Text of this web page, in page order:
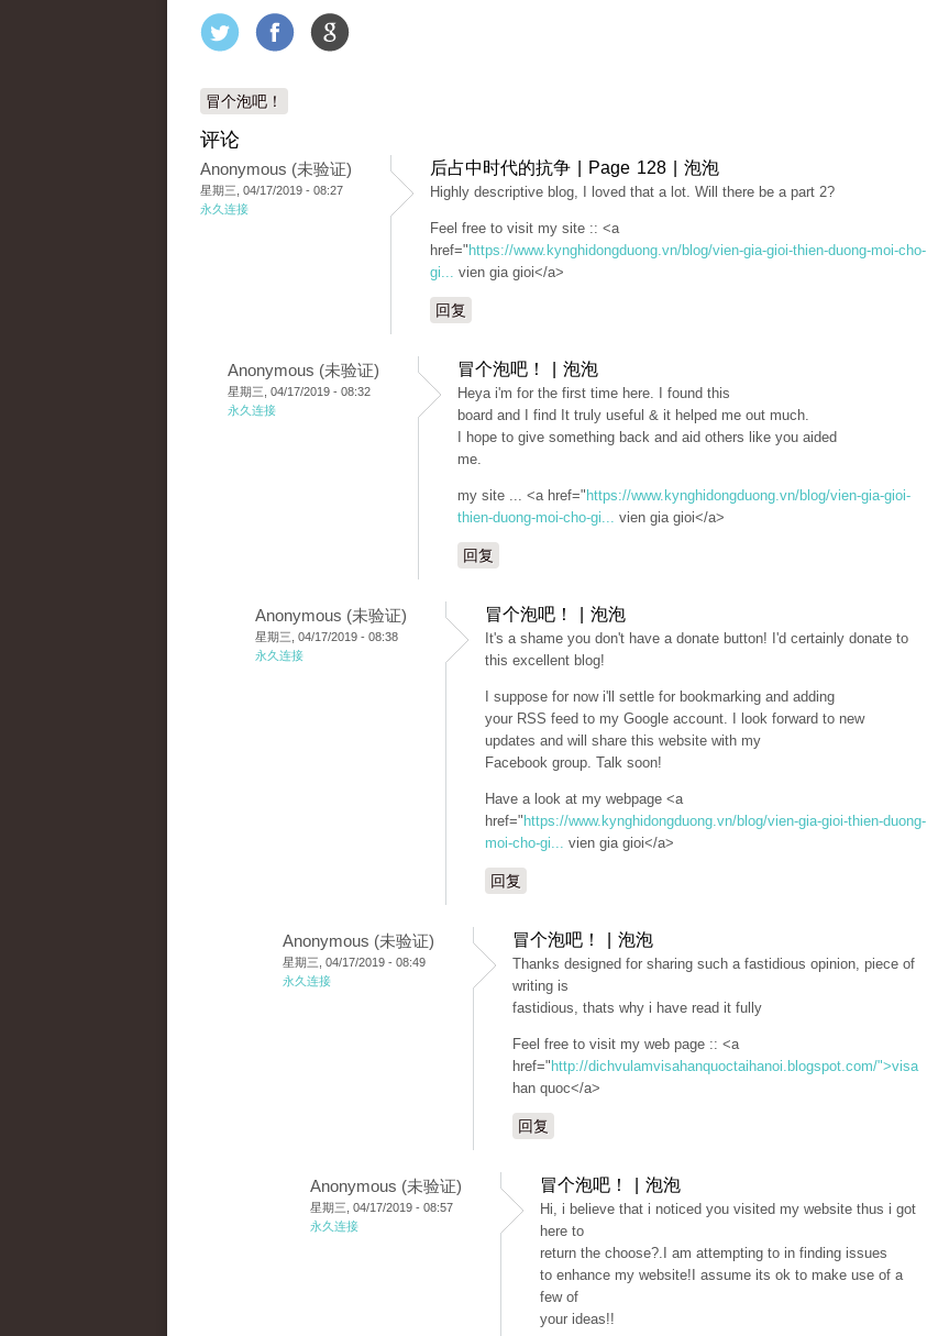
冒个泡吧！
评论
Anonymous (未验证)
星期三, 04/17/2019 - 08:27
永久连接
后占中时代的抗争 | Page 128 | 泡泡
Highly descriptive blog, I loved that a lot. Will there be a part 2?
Feel free to visit my site :: <a
href=" https://www.kynghidongduong.vn/blog/vien-gia-gioi-thien-duong-moi-cho-
gi... vien gia gioi</a>
回复
Anonymous (未验证)
星期三, 04/17/2019 - 08:32
永久连接
冒个泡吧！ | 泡泡
Heya i'm for the first time here. I found this
board and I find It truly useful & it helped me out much.
I hope to give something back and aid others like you aided
me.
my site ... <a href=" https://www.kynghidongduong.vn/blog/vien-gia-gioi-
thien-duong-moi-cho-gi... vien gia gioi</a>
回复
Anonymous (未验证)
星期三, 04/17/2019 - 08:38
永久连接
冒个泡吧！ | 泡泡
It's a shame you don't have a donate button! I'd certainly donate to
this excellent blog!
I suppose for now i'll settle for bookmarking and adding
your RSS feed to my Google account. I look forward to new
updates and will share this website with my
Facebook group. Talk soon!
Have a look at my webpage <a
href=" https://www.kynghidongduong.vn/blog/vien-gia-gioi-thien-duong-
moi-cho-gi... vien gia gioi</a>
回复
Anonymous (未验证)
星期三, 04/17/2019 - 08:49
永久连接
冒个泡吧！ | 泡泡
Thanks designed for sharing such a fastidious opinion, piece of
writing is
fastidious, thats why i have read it fully
Feel free to visit my web page :: <a
href=" http://dichvulamvisahanquoctaihanoi.blogspot.com/">visa
han quoc</a>
回复
Anonymous (未验证)
星期三, 04/17/2019 - 08:57
永久连接
冒个泡吧！ | 泡泡
Hi, i believe that i noticed you visited my website thus i got
here to
return the choose?.I am attempting to in finding issues
to enhance my website!I assume its ok to make use of a
few of
your ideas!!